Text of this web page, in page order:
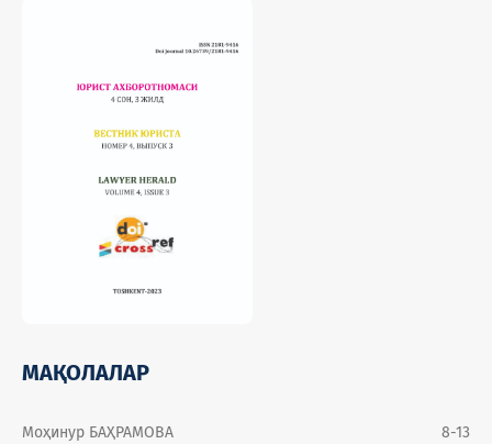
МАҚОЛАЛАР
Моҳинур БАҲРАМОВА 8-13